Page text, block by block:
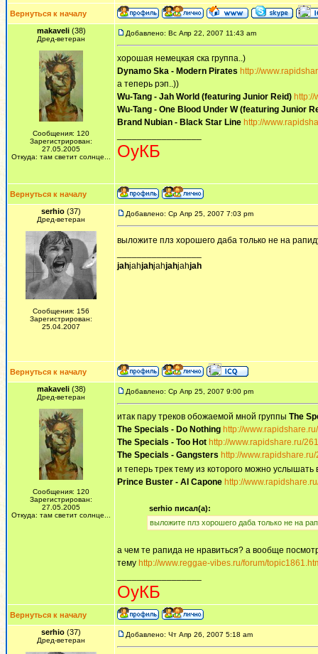
Вернуться к началу
makaveli(38)
Дред-ветеран
Сообщения: 120
Зарегистрирован:
27.05.2005
Откуда: там светит солнце...
Добавлено: Вс Апр 22, 2007 11:43 am
хорошая немецкая ска группа..)
Dynamo Ska - Modern Pirates http://
а теперь рэп..))
Wu-Tang - Jah World (featuring Junior Reid)
Wu-Tang - One Blood Under W (featuring Junior
Brand Nubian - Black Star Line http://
ОуКБ
Вернуться к началу
serhio (37)
Дред-ветеран
Сообщения: 156
Зарегистрирован:
25.04.2007
Добавлено: Ср Апр 25, 2007 7:03 pm
выложите плз хорошего даба только не на
jahjahjahjahjahjahjah
Вернуться к началу
makaveli(38)
Дред-ветеран
Сообщения: 120
Зарегистрирован:
27.05.2005
Откуда: там светит солнце...
Добавлено: Ср Апр 25, 2007 9:00 pm
итак пару треков обожаемой мной группы The
The Specials - Do Nothing http://
The Specials - Too Hot http://www.rapidshare.ru/
The Specials - Gangsters http://
и теперь трек тему из которого можно
Prince Buster - Al Capone http://
serhio писал(а):
выложите плз хорошего даба только не на
а чем те рапида не нравиться? а вообще
тему http://www.reggae-vibes.ru/forum/
ОуКБ
Вернуться к началу
serhio (37)
Дред-ветеран
Добавлено: Чт Апр 26, 2007 5:18 am